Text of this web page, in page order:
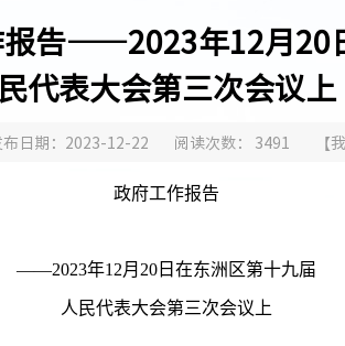
告——2023年12月20
民代表大会第三次会议上
布日期：2023-12-22 阅读次数： 3491 【
政府工作报告
——2023年12月 20 日在东洲区第十九届
人民代表大会第三次会议上